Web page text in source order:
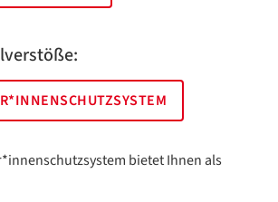
bietet Ihnen als